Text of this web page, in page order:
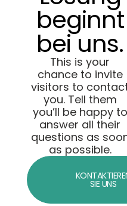
beginnt
bei uns.
This is your
chance to invite
visitors to
you. Tell them
you’ll be happy to
answer all their
questions as
as possible.
SIE UNS